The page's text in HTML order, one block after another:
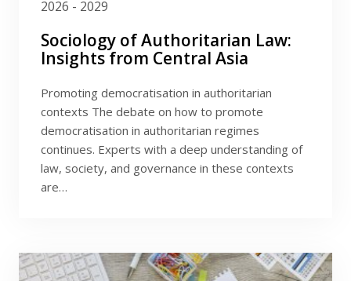
2026 - 2029
Sociology of Authoritarian Law:
Insights from Central Asia
Promoting democratisation in authoritarian
contexts The debate on how to promote
democratisation in authoritarian regimes
continues. Experts with a deep understanding of
law, society, and governance in these contexts
are…